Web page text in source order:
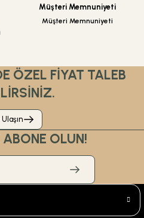
Müşteri Memnuniyeti
Müşteri Memnuniyeti
ÖZEL FİYAT TALEB
Ulaşın
ABONE OLUN!